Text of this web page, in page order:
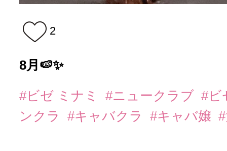
2
8月🍉✨
#ビゼ ミナミ #ニュークラブ #ビ
ンクラ
#キャバクラ #キャバ嬢